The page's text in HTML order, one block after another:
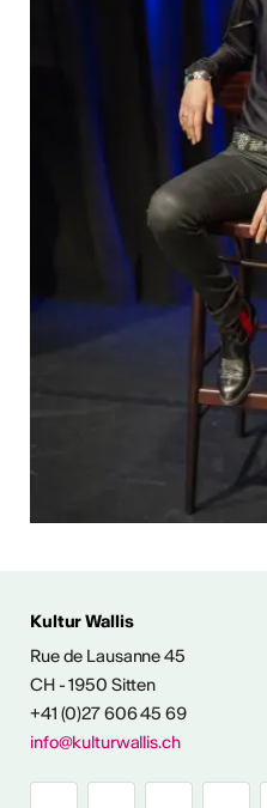
& KONTAKT
Kultur Wallis
Rue de Lausanne 45
CH - 1950 Sitten
+41 (0)27 606 45 69
info@kulturwallis.ch